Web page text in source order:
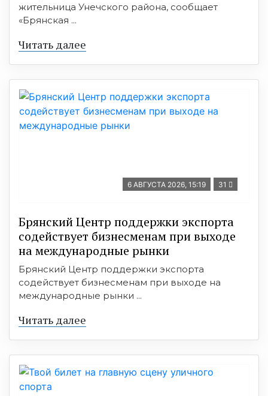
жительница Унечского района, сообщает
«Брянская ...
Читать далее
6 АВГУСТА 2026, 15:19 31
Брянский Центр поддержки экспорта
содействует бизнесменам при выходе
на международные рынки
Брянский Центр поддержки экспорта
содействует бизнесменам при выходе на
международные рынки ...
Читать далее